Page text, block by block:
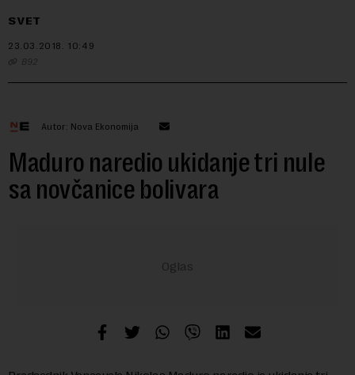
SVET
23.03.2018. 10:49
B92
Autor: Nova Ekonomija
Maduro naredio ukidanje tri nule
sa novčanice bolivara